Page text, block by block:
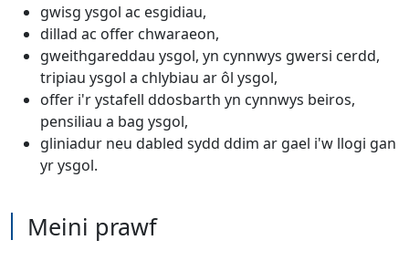
gwisg ysgol ac esgidiau,
dillad ac offer chwaraeon,
gweithgareddau ysgol, yn cynnwys gwersi cerdd,
tripiau ysgol a chlybiau ar ôl ysgol,
offer i'r ystafell ddosbarth yn cynnwys beiros,
pensiliau a bag ysgol,
gliniadur neu dabled sydd ddim ar gael i'w llogi gan
yr ysgol.
Meini prawf